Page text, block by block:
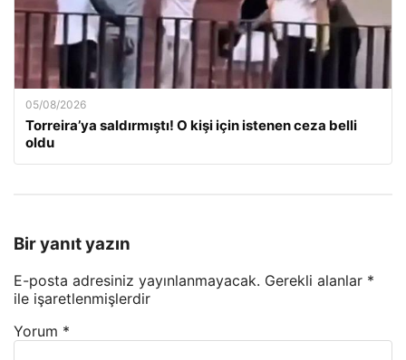
05/08/2026
Torreira’ya saldırmıştı! O kişi için istenen ceza belli
oldu
Bir yanıt yazın
E-posta adresiniz yayınlanmayacak. Gerekli alanlar *
ile işaretlenmişlerdir
Yorum *